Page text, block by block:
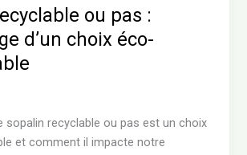
ou pas :
d’un choix éco-
sopalin recyclable ou pas est un choix
et comment il impacte notre